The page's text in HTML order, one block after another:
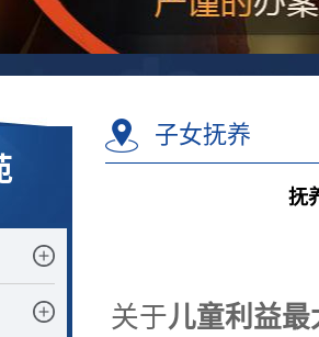
子女抚养
抚
关于儿童利益